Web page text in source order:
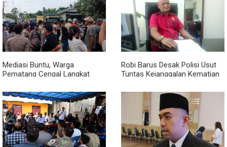
Mediasi Buntu, Warga
Pematang Cengal Langkat
Robi Barus Desak Polisi Usut
Tuntas Kejanggalan Kematian
Minta Otopsi Ulang